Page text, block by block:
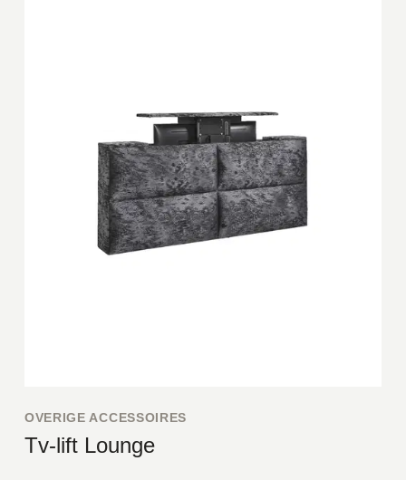
OVERIGE ACCESSOIRES
Tv-lift Lounge